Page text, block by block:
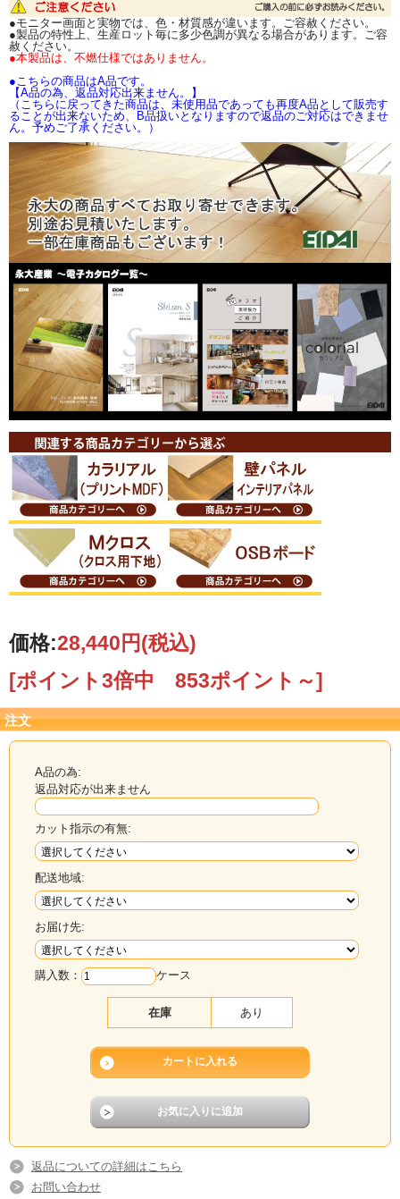
連絡致します。
カラリアル（石目柄）
サイズ NX4101 NX1102
3×920×2700mm（2
枚入）
3×1225×2135mm（2
枚入）
サイズ
NX3108
NX3110
3×920×2700mm（2
枚入）
3×1225×2135mm（2
枚入）
サイズ
NX3111 NX3112 NX3113 NX2114
NX3115
3×920×2700mm（2
枚入）
3×1225×2135mm（2
枚入）
サイズ
NX1116 NX2117 NX1118 NX3119
NX1120
3×920×2700mm（2
枚入）
3×1225×2135mm（2
枚入）
お取り寄せ品の為、メーカー確認後、発送日をご
連絡致します。
【カット注文について】
実際に必要な寸法をお知らせ頂ければ、こちらでノコ目を計算してカットいたし
ます。
ご希望寸法が原板より取れずカットできない際は、ご連絡いたします。
カットのご希望は、ご注文の備考欄へカット寸法をご記入いただくか、メール
またはFAXにて図面を当店までお送り下さい。
その際、端材の有無も必ずご連絡下さい。 端材有無のご指示がない場合は、端材
●モニター画面と実物では、色・材質感が違います。ご容赦ください。
●製品の特性上、生産ロット毎に多少色調が異なる場合があります。ご容
赦ください。
●本製品は、不燃仕様ではありません。
●こちらの商品はA品です。
【A品の為、返品対応出来ません。】
（こちらに戻ってきた商品は、未使用品であっても再度A品として販売す
ることが出来ないため、B品扱いとなりますので返品のご対応はできませ
ん。予めご了承ください。）
価格:28,440円(税込)
[ポイント3倍中 853ポイント～]
注文
A品の為:
返品対応が出来ません
カット指示の有無:
配送地域:
お届け先:
購入数： ケース
在庫 あり
返品についての詳細はこちら
お問い合わせ